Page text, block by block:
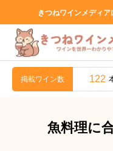
きつねワインメディ
掲載ワイン数 122
魚料理に